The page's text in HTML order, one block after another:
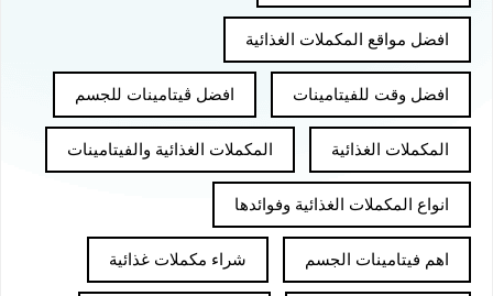
افضل مواقع المكملات الغذائية
افضل وقت للفيتامينات افضل ڤيتامينات للجسم
المكملات الغذائية المكملات الغذائية والفيتامينات
انواع المكملات الغذائية وفوائدها
اهم فيتامينات الجسم شراء مكملات غذائية